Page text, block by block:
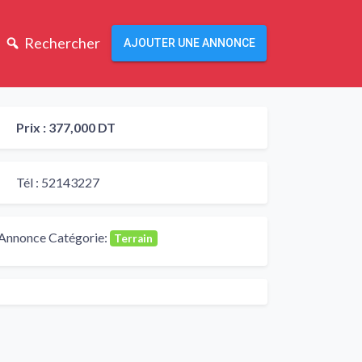
Rechercher AJOUTER UNE ANNONCE
Prix : 377,000 DT
Tél : 52143227
Catégorie: Terrain